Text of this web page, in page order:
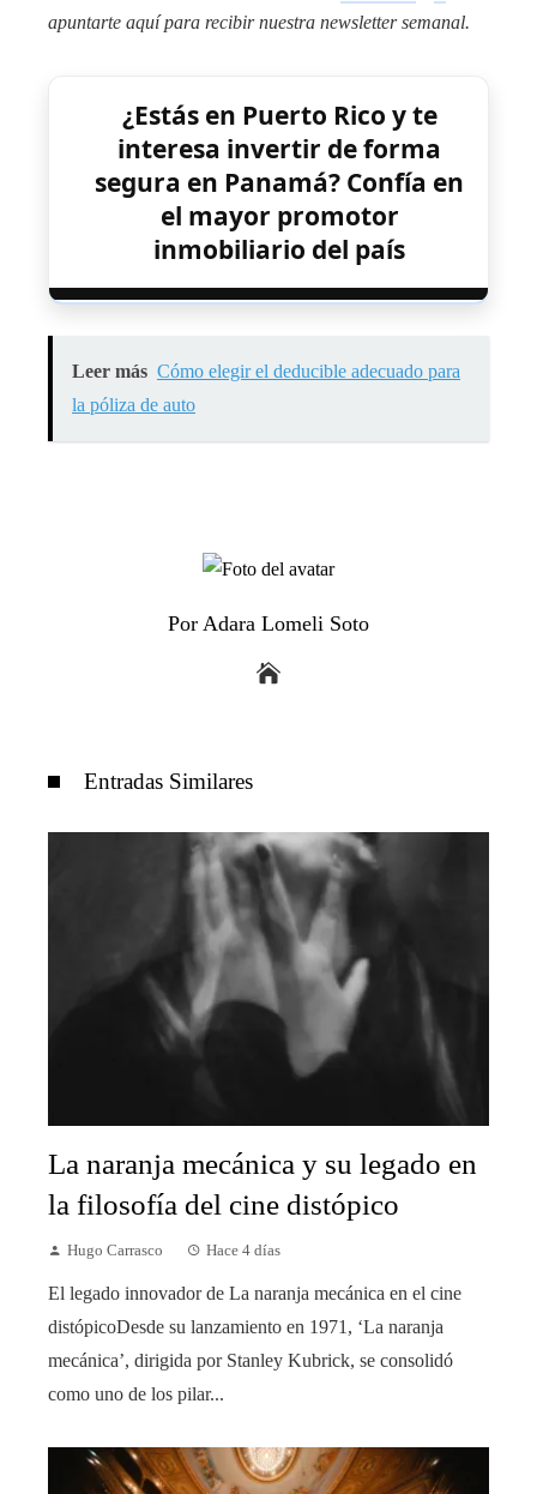
apuntarte aquí para recibirnuestra newsletter semanal.
¿Estás en Puerto Rico y te
interesa invertir de forma
segura en Panamá? Confía en
el mayor promotor
inmobiliario del país
Leer más Cómo elegir el deducible adecuado para
la póliza de auto
Por Adara Lomeli Soto
Entradas Similares
La naranja mecánica y su legado en
la filosofía del cine distópico
Hugo Carrasco Hace 4 días
El legado innovador de La naranja mecánica en el cine
distópicoDesde su lanzamiento en 1971, ‘La naranja
mecánica’, dirigida por Stanley Kubrick, se consolidó
como uno de los pilar...